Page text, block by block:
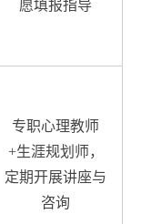
愿填报指导
专职心理教师
+生涯规划师，
定期开展讲座与
咨询